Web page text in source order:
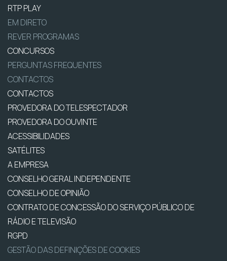
RTP PLAY
EM DIRETO
REVER PROGRAMAS
CONCURSOS
PERGUNTAS FREQUENTES
CONTACTOS
CONTACTOS
PROVEDORA DO TELESPECTADOR
PROVEDORA DO OUVINTE
ACESSIBILIDADES
SATÉLITES
A EMPRESA
CONSELHO GERAL INDEPENDENTE
CONSELHO DE OPINIÃO
CONTRATO DE CONCESSÃO DO SERVIÇO PÚBLICO DE
RÁDIO E TELEVISÃO
RGPD
GESTÃO DAS DEFINIÇÕES DE COOKIES